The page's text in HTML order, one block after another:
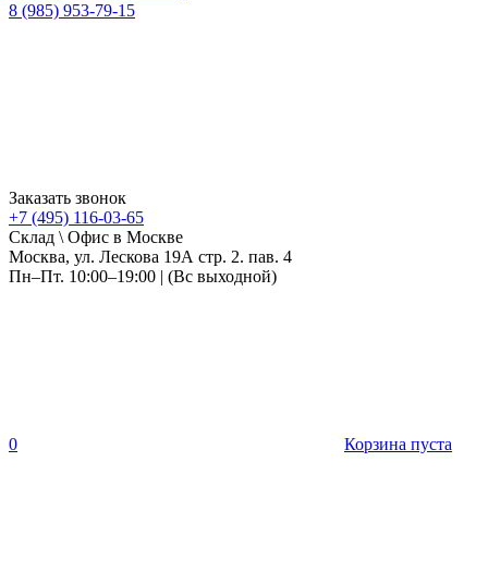
8 (985) 953-79-15
Заказать звонок
+7 (495) 116-03-65
Склад \ Офис в Москве
Москва, ул. Лескова 19А стр. 2. пав. 4
Пн–Пт. 10:00–19:00 | (Вс выходной)
0 Корзина пуста